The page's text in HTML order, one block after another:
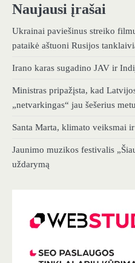
Naujausi įrašai
Ukrainai paviešinus streiko
pataikė aštuoni Rusijos
Irano karas sugadino JAV ir
Ministras pripažįsta, kad
„netvarkingas“ jau šešerius
Santa Marta, klimato veiksmai
Jaunimo muzikos festivalis
uždarymą